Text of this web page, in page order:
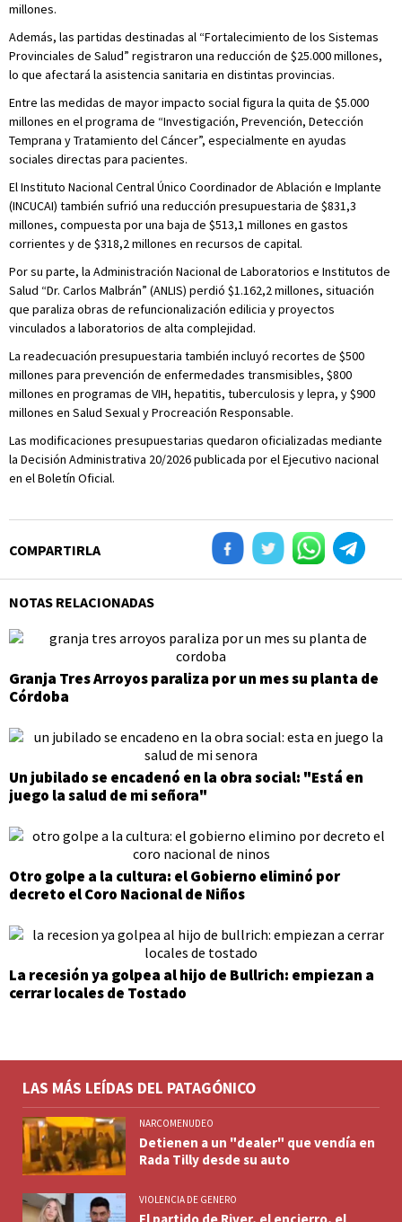
millones.
Además, las partidas destinadas al “Fortalecimiento de los Sistemas
Provinciales de Salud” registraron una reducción de $25.000 millones,
lo que afectará la asistencia sanitaria en distintas provincias.
Entre las medidas de mayor impacto social figura la quita de $5.000
millones en el programa de “Investigación, Prevención, Detección
Temprana y Tratamiento del Cáncer”, especialmente en ayudas
sociales directas para pacientes.
El Instituto Nacional Central Único Coordinador de Ablación e Implante
(INCUCAI) también sufrió una reducción presupuestaria de $831,3
millones, compuesta por una baja de $513,1 millones en gastos
corrientes y de $318,2 millones en recursos de capital.
Por su parte, la Administración Nacional de Laboratorios e Institutos de
Salud “Dr. Carlos Malbrán” (ANLIS) perdió $1.162,2 millones, situación
que paraliza obras de refuncionalización edilicia y proyectos
vinculados a laboratorios de alta complejidad.
La readecuación presupuestaria también incluyó recortes de $500
millones para prevención de enfermedades transmisibles, $800
millones en programas de VIH, hepatitis, tuberculosis y lepra, y $900
millones en Salud Sexual y Procreación Responsable.
Las modificaciones presupuestarias quedaron oficializadas mediante
la Decisión Administrativa 20/2026 publicada por el Ejecutivo nacional
en el Boletín Oficial.
COMPARTIRLA
NOTAS RELACIONADAS
Granja Tres Arroyos paraliza por un mes su planta de
Córdoba
Un jubilado se encadenó en la obra social: "Está en
juego la salud de mi señora"
Otro golpe a la cultura: el Gobierno eliminó por
decreto el Coro Nacional de Niños
La recesión ya golpea al hijo de Bullrich: empiezan a
cerrar locales de Tostado
LAS MÁS LEÍDAS DEL PATAGÓNICO
NARCOMENUDEO
Detienen a un "dealer" que vendía en
Rada Tilly desde su auto
VIOLENCIA DE GENERO
El partido de River, el encierro, el